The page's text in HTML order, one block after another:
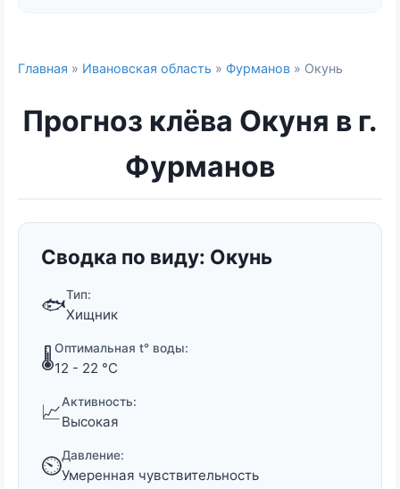
Главная » Ивановская область » Фурманов » Окунь
Прогноз клёва Окуня в г.
Фурманов
Сводка по виду: Окунь
🐟Тип:
Хищник
🌡️Оптимальная t° воды:
12 - 22 °C
📈Активность:
Высокая
⏲️Давление:
Умеренная чувствительность